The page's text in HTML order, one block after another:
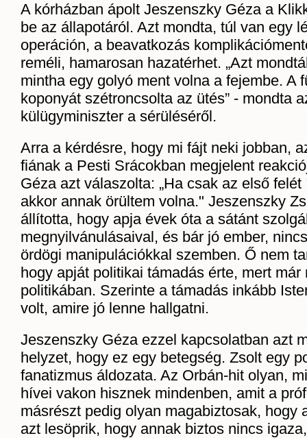
A kórházban ápolt Jeszenszky Géza a
be az állapotáról. Azt mondta, túl van egy
operáción, a beavatkozás
reméli, hamarosan hazatérhet. „Azt
mintha egy golyó ment volna a fejembe. A
koponyát szétroncsolta az ütés” - mondta
külügyminiszter a sérüléséről.
Arra a kérdésre, hogy mi fájt neki jobban,
fiának a Pesti Srácokban megjelent
Géza azt válaszolta: „Ha csak az első
akkor annak örültem volna." Jeszenszky
állította, hogy apja évek óta a sátánt
megnyilvánulásaival, és bár jó ember,
ördögi manipulációkkal szemben. Ő nem
hogy apját politikai támadás érte, mert már
politikában. Szerinte a támadás inkább
volt, amire jó lenne hallgatni.
Jeszenszky Géza ezzel kapcsolatban azt
helyzet, hogy ez egy betegség. Zsolt egy
fanatizmus áldozata. Az Orbán-hit olyan,
hívei vakon hisznek mindenben, amit a
másrészt pedig olyan magabiztosak, hogy
azt lesöprik, hogy annak biztos nincs